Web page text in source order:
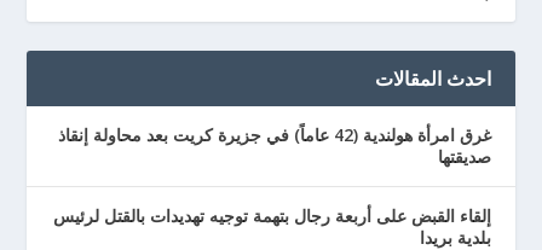
احدث المقالات
غرق امرأة هولندية (42 عاماً) في جزيرة كريت بعد محاولة إنقاذ
صديقتها
إلقاء القبض على أربعة رجال بتهمة توجيه تهديدات بالقتل لرئيس
بلدية بريدا